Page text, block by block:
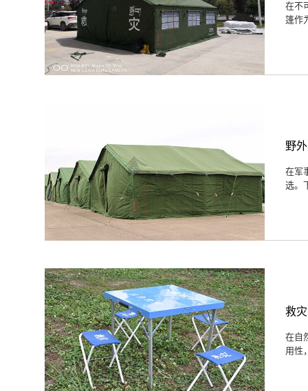
在不
篷作
野
在军
选。
救
在自
用性